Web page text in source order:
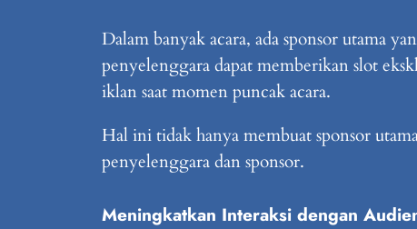
Dalam banyak acara, ada sponsor utama
penyelenggara dapat memberikan slot
iklan saat momen puncak acara.
Hal ini tidak hanya membuat sponsor
penyelenggara dan sponsor.
Meningkatkan Interaksi dengan